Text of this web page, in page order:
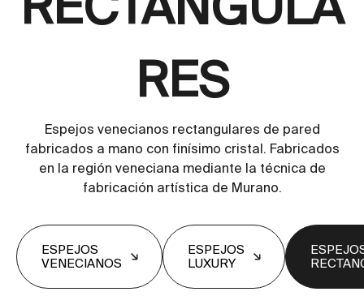
RECTANGULA
RES
Espejos venecianos rectangulares de pared
fabricados a mano con finísimo cristal. Fabricados
en la región veneciana mediante la técnica de
fabricación artística de Murano.
ESPEJOS
VENECIANOS
ESPEJOS
LUXURY